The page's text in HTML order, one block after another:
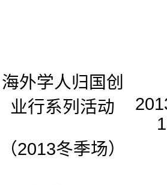
海外学人归国创
业行系列活动
（2013冬季场）